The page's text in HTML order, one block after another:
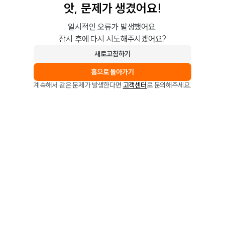
앗, 문제가 생겼어요!
일시적인 오류가 발생했어요.
잠시 후에 다시 시도해주시겠어요?
새로고침하기
홈으로 돌아가기
계속해서 같은 문제가 발생한다면 고객센터로 문의해주세요.